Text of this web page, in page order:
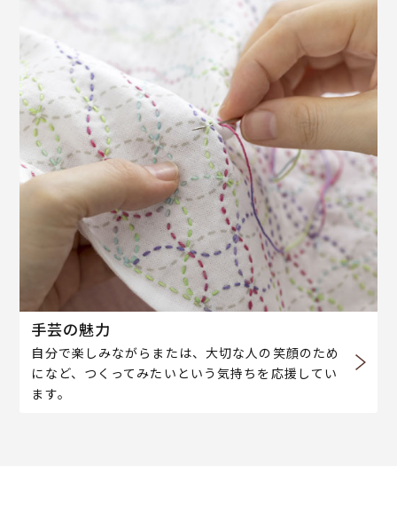
手芸の魅力
自分で楽しみながらまたは、大切な人の笑顔のため
になど、つくってみたいという気持ちを応援してい
ます。